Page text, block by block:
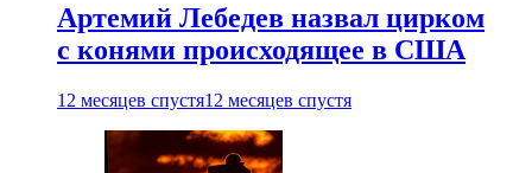
Артемий Лебедев назвал цирком
с конями происходящее в США
12 месяцев спустя12 месяцев спустя